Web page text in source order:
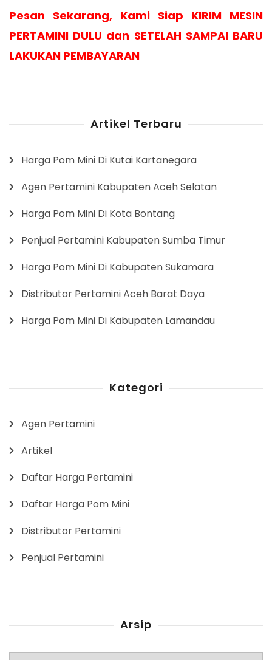
Pesan Sekarang, Kami Siap KIRIM MESIN
PERTAMINI DULU dan SETELAH SAMPAI BARU
LAKUKAN PEMBAYARAN
Artikel Terbaru
Harga Pom Mini Di Kutai Kartanegara
Agen Pertamini Kabupaten Aceh Selatan
Harga Pom Mini Di Kota Bontang
Penjual Pertamini Kabupaten Sumba Timur
Harga Pom Mini Di Kabupaten Sukamara
Distributor Pertamini Aceh Barat Daya
Harga Pom Mini Di Kabupaten Lamandau
Kategori
Agen Pertamini
Artikel
Daftar Harga Pertamini
Daftar Harga Pom Mini
Distributor Pertamini
Penjual Pertamini
Arsip